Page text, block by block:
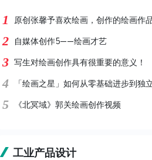
1 原创张馨予喜欢绘画，创作的绘画作
2 自媒体创作5——绘画才艺
3 写生对绘画创作具有很重要的意义！
4 「绘画之星」如何从零基础进步到独
5 《北冥域》郭关绘画创作视频
工业产品设计